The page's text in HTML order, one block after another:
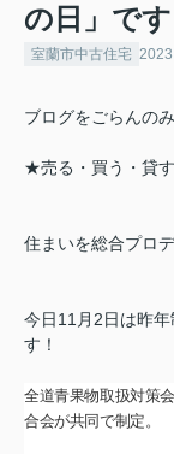
の日」です
室蘭市中古住宅
ブログをごらんの
★売る・買う・貸
住まいを総合プロ
今日11月2日は昨
す！
全道青果物取扱対策
合会が共同で制定。